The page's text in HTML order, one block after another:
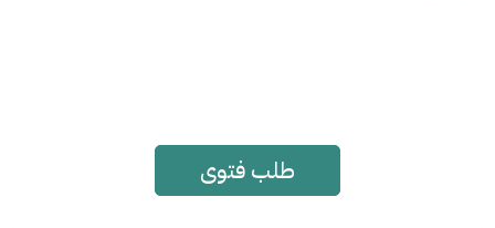
طلب فتوى